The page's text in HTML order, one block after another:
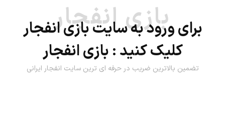
بازی انفجار
برای ورود به سایت بازی انفجار
کلیک کنید : بازی انفجار
تضمین بالاترین ضریب در حرفه ای ترین سایت انفجار ایرانی